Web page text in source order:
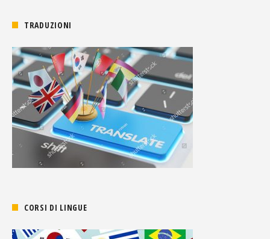
TRADUZIONI
CORSI DI LINGUE